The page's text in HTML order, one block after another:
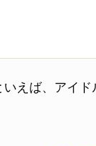
いえば、アイ